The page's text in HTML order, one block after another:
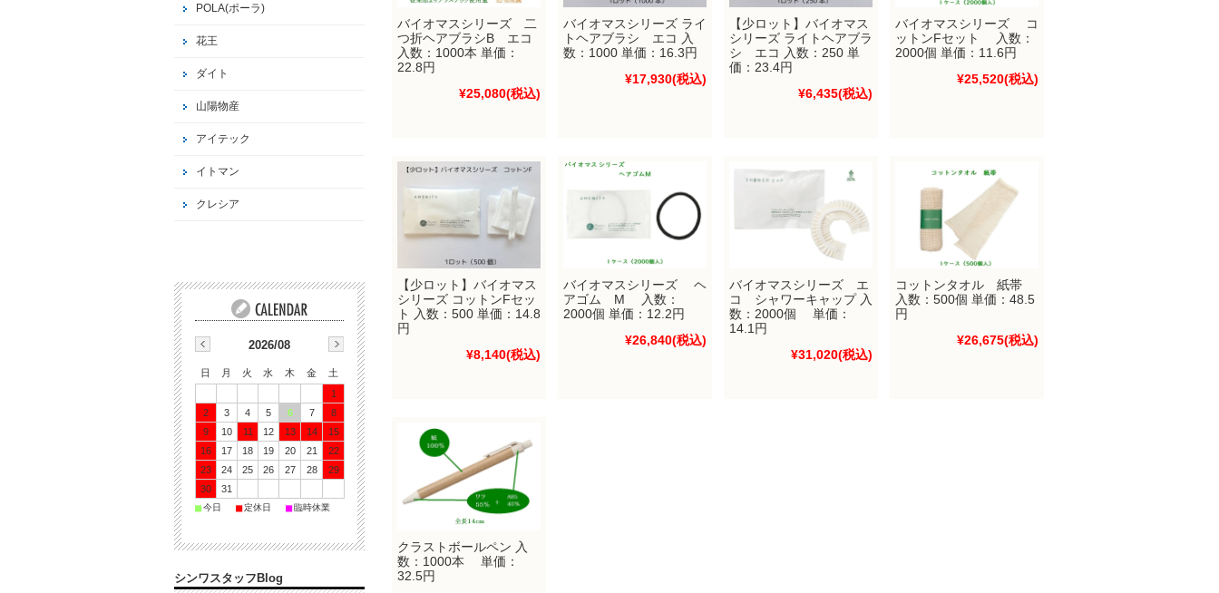
バイオマスシリーズ 二
つ折ヘアブラシB エコ
入数：1000本 単価：
22.8円
¥25,080(税込)
バイオマスシリーズ ライ
トヘアブラシ エコ 入
数：1000 単価：16.3円
¥17,930(税込)
【少ロット】バイオマス
シリーズ ライトヘアブラ
シ エコ 入数：250 単
価：23.4円
¥6,435(税込)
バイオマスシリーズ コ
ットンFセット 入数：
2000個 単価：11.6円
¥25,520(税込)
【少ロット】バイオマス
シリーズ コットンFセッ
ト 入数：500 単価：14.8
円
¥8,140(税込)
バイオマスシリーズ ヘ
アゴム M 入数：
2000個 単価：12.2円
¥26,840(税込)
バイオマスシリーズ エ
コ シャワーキャップ 入
数：2000個 単価：
14.1円
¥31,020(税込)
コットンタオル 紙帯
入数：500個 単価：48.5
円
¥26,675(税込)
クラストボールペン 入
数：1000本 単価：
32.5円
POLA(ポーラ)
花王
ダイト
山陽物産
アイテック
イトマン
クレシア
2026/08
日 月 火 水 木 金
土
1
2
3 4 5 6 7
8
9
10 11 12 13 14
15
16
17 18 19 20 21
22
23
24 25 26 27 28
29
30
31
■今日 ■定休日 ■臨時休業
シンワスタッフBlog